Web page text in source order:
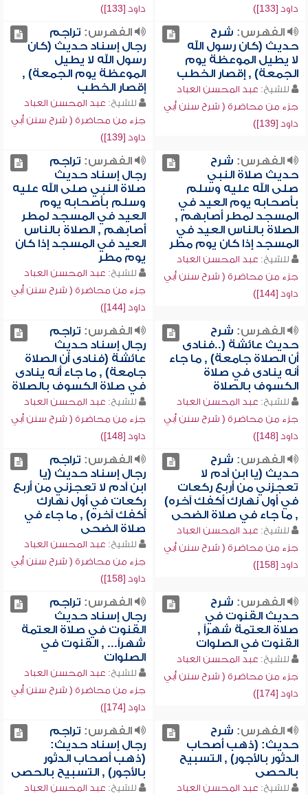
داود [133]) داود [133])
الفهرس: شرح
حديث (كان رسول الله
لا يطيل الموعظة يوم
الجمعة) , إقصار الخطب
للشيخ: عبد المحسن العباد
جزء من محاضرة ( شرح سنن أبي
داود [139])
الفهرس: تراجم
رجال إسناد حديث (كان
رسول الله لا يطيل
الموعظة يوم الجمعة) ,
إقصار الخطب
للشيخ: عبد المحسن العباد
جزء من محاضرة ( شرح سنن أبي
داود [139])
الفهرس: شرح
حديث صلاة النبي
صلى الله عليه وسلم
بأصحابه يوم العيد في
المسجد لمطر أصابهم ,
الصلاة بالناس العيد في
المسجد إذا كان يوم مطر
للشيخ: عبد المحسن العباد
جزء من محاضرة ( شرح سنن أبي
داود [144])
الفهرس: تراجم
رجال إسناد حديث
صلاة النبي صلى الله عليه
وسلم بأصحابه يوم
العيد في المسجد لمطر
أصابهم , الصلاة بالناس
العيد في المسجد إذا كان
يوم مطر
للشيخ: عبد المحسن العباد
جزء من محاضرة ( شرح سنن أبي
داود [144])
الفهرس: شرح
حديث عائشة (..فنادى
أن الصلاة جامعة) , ما جاء
أنه ينادى في صلاة
الكسوف بالصلاة
للشيخ: عبد المحسن العباد
جزء من محاضرة ( شرح سنن أبي
داود [148])
الفهرس: تراجم
رجال إسناد حديث
عائشة (فنادى أن الصلاة
جامعة) , ما جاء أنه ينادى
في صلاة الكسوف بالصلاة
للشيخ: عبد المحسن العباد
جزء من محاضرة ( شرح سنن أبي
داود [148])
الفهرس: شرح
حديث (يا ابن آدم لا
تعجزني من أربع ركعات
في أول نهارك أكفك آخره)
, ما جاء في صلاة الضحى
للشيخ: عبد المحسن العباد
جزء من محاضرة ( شرح سنن أبي
داود [158])
الفهرس: تراجم
رجال إسناد حديث (يا
ابن آدم لا تعجزني من أربع
ركعات في أول نهارك
أكفك آخره) , ما جاء في
صلاة الضحى
للشيخ: عبد المحسن العباد
جزء من محاضرة ( شرح سنن أبي
داود [158])
الفهرس: شرح
حديث القنوت في
صلاة العتمة شهراً ,
القنوت في الصلوات
للشيخ: عبد المحسن العباد
جزء من محاضرة ( شرح سنن أبي
داود [174])
الفهرس: تراجم
رجال إسناد حديث
القنوت في صلاة العتمة
شهراً... , القنوت في
الصلوات
للشيخ: عبد المحسن العباد
جزء من محاضرة ( شرح سنن أبي
داود [174])
الفهرس: شرح
حديث: (ذهب أصحاب
الدثور بالأجور) , التسبيح
بالحصى
للشيخ: عبد المحسن العباد
الفهرس: تراجم
رجال إسناد حديث:
(ذهب أصحاب الدثور
بالأجور) , التسبيح بالحصى
للشيخ: عبد المحسن العباد